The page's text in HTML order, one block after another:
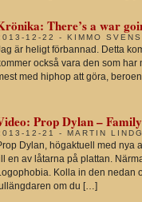
There’s a war
12-22 - KIMMO
är heligt förbannad. Detta
också vara den som
med hiphop att göra,
Prop Dylan –
12-21 - MARTIN
Dylan, högaktuell med nya
en av låtarna på plattan.
Kolla in den nedan
om du […]